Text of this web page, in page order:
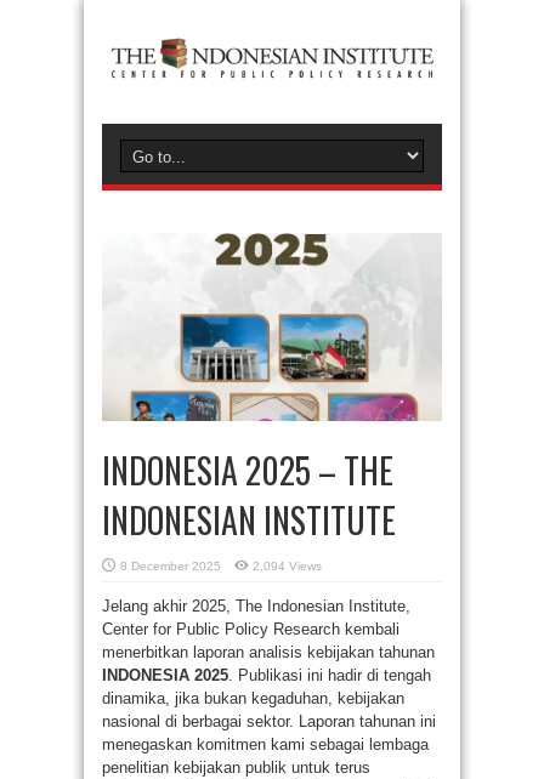
INDONESIA 2025 – THE
INDONESIAN INSTITUTE
8 December 2025 2,094 Views
Jelang akhir 2025, The Indonesian Institute,
Center for Public Policy Research kembali
menerbitkan laporan analisis kebijakan tahunan
INDONESIA 2025. Publikasi ini hadir di tengah
dinamika, jika bukan kegaduhan, kebijakan
nasional di berbagai sektor. Laporan tahunan ini
menegaskan komitmen kami sebagai lembaga
penelitian kebijakan publik untuk terus